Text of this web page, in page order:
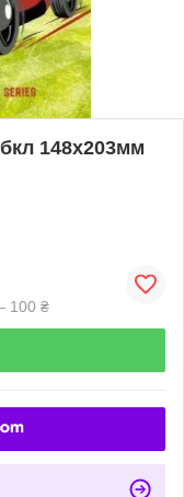
148х203мм
100 ₴